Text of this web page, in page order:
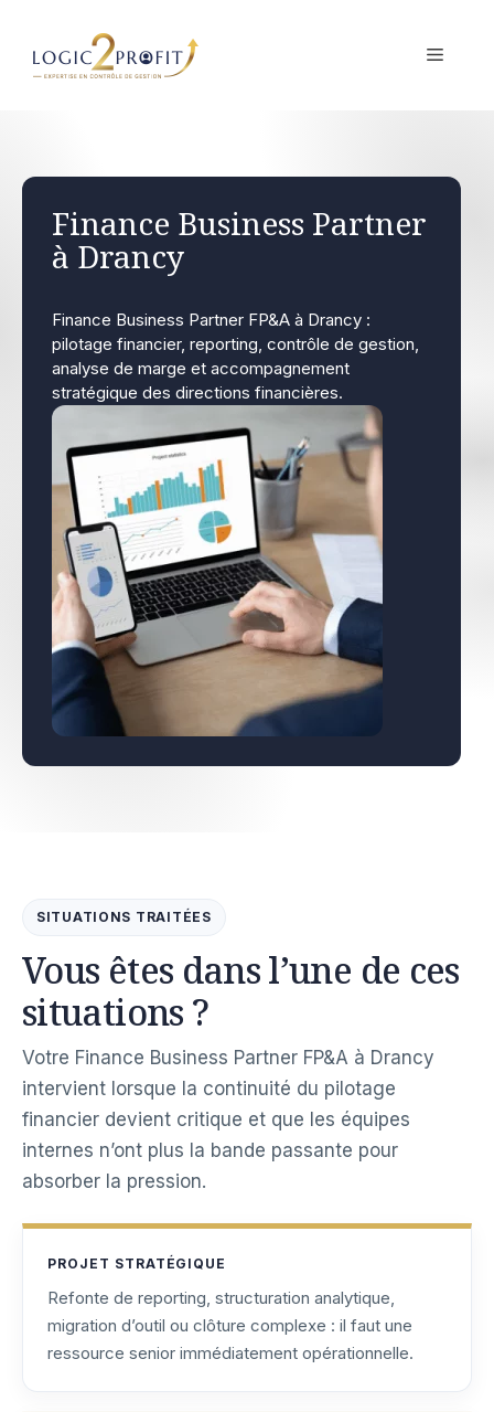
contenu
MENU
Finance Business Partner
à Drancy
Finance Business Partner FP&A à Drancy :
pilotage financier, reporting, contrôle de gestion,
analyse de marge et accompagnement
stratégique des directions financières.
SITUATIONS TRAITÉES
Vous êtes dans l’une de ces
situations ?
Votre Finance Business Partner FP&A à Drancy
intervient lorsque la continuité du pilotage
financier devient critique et que les équipes
internes n’ont plus la bande passante pour
absorber la pression.
PROJET STRATÉGIQUE
Refonte de reporting, structuration analytique,
migration d’outil ou clôture complexe : il faut une
ressource senior immédiatement opérationnelle.